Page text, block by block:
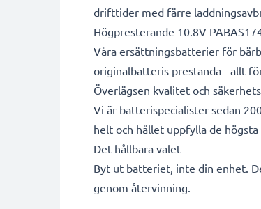
drifttider med färre
Högpresterande 10.8V
Våra ersättningsbatterier för
originalbatteris prestanda - allt
Överlägsen kvalitet och
Vi är batterispecialister sedan
helt och hållet uppfylla de
Det hållbara valet
Byt ut batteriet, inte din enhet.
genom återvinning.